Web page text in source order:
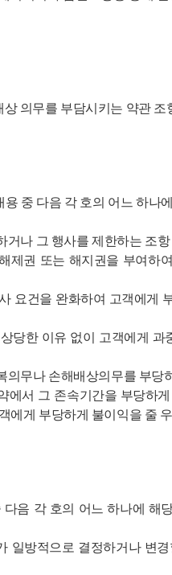
의무를 부담시키는 약관 조
중 다음 각 호의 어느 하나
거나 그 행사를 제한하는 조항
제권 또는 해지권을 부여하
요건을 완화하여 고객에게
당한 이유 없이 고객에게
무나 손해배상의무를 부당
서 그 존속기간을 부당하
에게 부당하게 불이익을 줄
음 각 호의 어느 하나에 해
일방적으로 결정하거나 변